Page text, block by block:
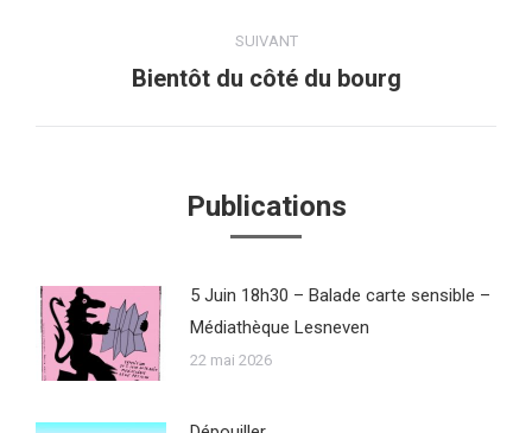
:
SUIVANT
Article
Bientôt du côté du bourg
Publications
5 Juin 18h30 – Balade carte sensible –
Médiathèque Lesneven
22 mai 2026